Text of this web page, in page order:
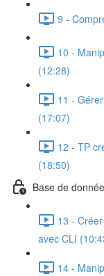
9 -
10 -
(12:28)
11 -
(17:07)
12 - TP
(18:50)
Base de
13 -
avec CLI
14 -